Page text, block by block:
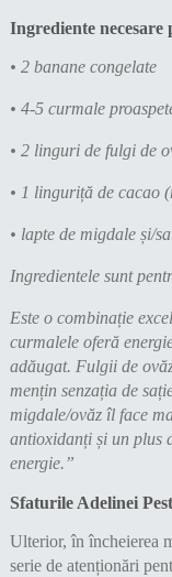
Ingrediente necesare
• 2 banane congelate
• 4-5 curmale
• 2 linguri de fulgi de
• 1 linguriță de cacao
• lapte de migdale și/
Ingredientele sunt
Este o combinație
curmalele oferă
adăugat. Fulgii de
mențin senzația de
migdale/ovăz îl face
antioxidanți și un plus
energie.”
Sfaturile Adelinei
Ulterior, în încheierea
serie de atenționări